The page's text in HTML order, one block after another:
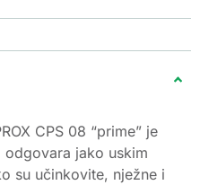
CPS 08 “prime” je
odgovara jako uskim
su učinkovite, nježne i